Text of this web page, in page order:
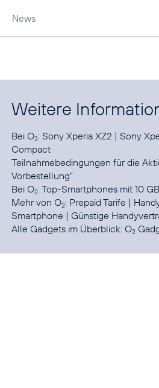
News
Weitere
Bei O2:Sony Xperia XZ2 |Sony
Compact
Teilnahmebedingungen für die
Vorbestellung“
Bei O2:Top-Smartphones mit 10
Mehr von O2: Prepaid Tarife |
Smartphone |Günstige
Alle Gadgets im Überblick:O2